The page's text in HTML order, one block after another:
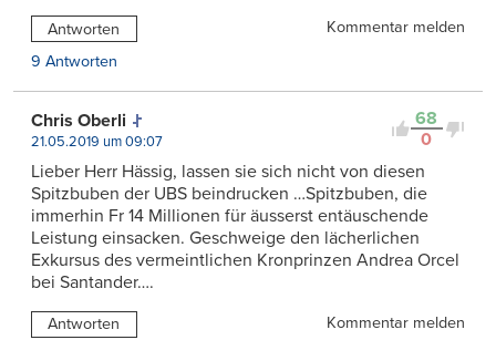
Antworten
Kommentar melden
9 Antworten
68
0
Chris Oberli
21.05.2019 um 09:07
Lieber Herr Hässig, lassen sie sich nicht von diesen
Spitzbuben der UBS beindrucken …Spitzbuben, die
immerhin Fr 14 Millionen für äusserst entäuschende
Leistung einsacken. Geschweige den lächerlichen
Exkursus des vermeintlichen Kronprinzen Andrea Orcel
bei Santander….
Antworten
Kommentar melden